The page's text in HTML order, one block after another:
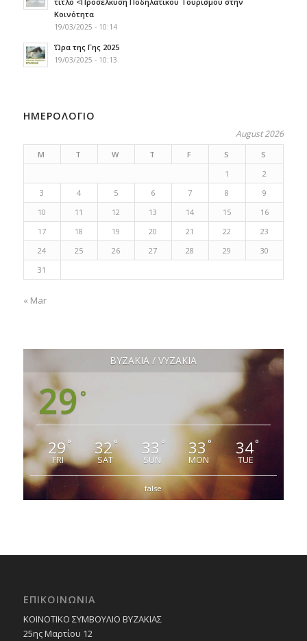
Κοινότητα
19/03/2025 - 10:14
Ώρα της Γης 2025
19/03/2025 - 10:13
ΗΜΕΡΟΛΟΓΙΟ
August 2026
M T W T F S
S
1
2
3
4 5 6 7 8
9
10
11 12 13 14 15
16
17
18 19 20 21 22
23
24
25 26 27 28 29
30
31
« Mar
ΒΥΖΑΚΙΑ / VYZAKIA
29 °
29°
FRI
32°
SAT
33 °
SUN
33 °
MON
34°
TUE
false
ΕΠΙΚΟΙΝΩΝΙΑ
ΚΟΙΝΟΤΙΚΟ ΣΥΜΒΟΥΛΙΟ ΒΥΖΑΚΙΑΣ
25ης Μαρτίου 12